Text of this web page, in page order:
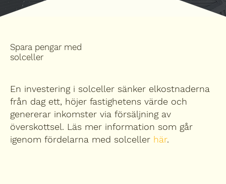
Spara pengar med
solceller
En investering i solceller sänker elkostnaderna
från dag ett, höjer fastighetens värde och
genererar inkomster via försäljning av
överskottsel. Läs mer information som går
igenom fördelarna med solceller här.